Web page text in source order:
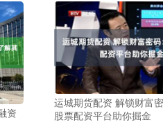
资
运城期货配资 解锁财富
股票配资平台助你掘金